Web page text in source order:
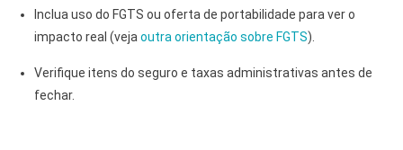
Inclua uso do FGTS ou oferta de portabilidade para ver o
impacto real (veja outra orientação sobre FGTS).
Verifique itens do seguro e taxas administrativas antes de
fechar.